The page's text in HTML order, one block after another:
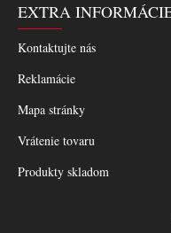
EXTRA
Kontaktujte nás
Reklamácie
Mapa stránky
Vrátenie tovaru
Produkty skladom